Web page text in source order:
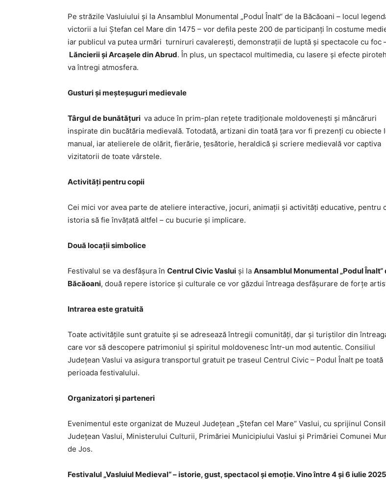
Pe străzile Vasluiului și la Ansamblul Monumental „Podul Înalt“ de la Băcăoani – locul
victorii a lui Ștefan cel Mare din 1475 – vor defila peste 200 de participanți în costume
iar publicul va putea urmări turniruri cavalerești, demonstrații de luptă și spectacole cu foc
Lăncierii și Arcașele din Abrud. În plus, un spectacol multimedia, cu lasere și efecte
va întregi atmosfera.
Gusturi și meșteșuguri medievale
Târgul de bunătățuri va aduce în prim-plan rețete tradiționale moldovenești și mâncăruri
inspirate din bucătăria medievală. Totodată, artizani din toată țara vor fi prezenți cu obiecte
manual, iar atelierele de olărit, fierărie, țesătorie, heraldică și scriere medievală vor captiva
vizitatorii de toate vârstele.
Activități pentru copii
Cei mici vor avea parte de ateliere interactive, jocuri, animații și activități educative, pentru
istoria să fie învățată altfel – cu bucurie și implicare.
Două locații simbolice
Festivalul se va desfășura în Centrul Civic Vaslui și la Ansamblul Monumental „Podul Înalt“
Băcăoani, două repere istorice și culturale ce vor găzdui întreaga desfășurare de forțe
Intrarea este gratuită
Toate activitățile sunt gratuite și se adresează întregii comunități, dar și turiștilor din
care vor să descopere patrimoniul și spiritul moldovenesc într-un mod autentic. Consiliul
Județean Vaslui va asigura transportul gratuit pe traseul Centrul Civic – Podul Înalt pe toată
perioada festivalului.
Organizatori și parteneri
Evenimentul este organizat de Muzeul Județean „Ștefan cel Mare“ Vaslui, cu sprijinul
Județean Vaslui, Ministerului Culturii, Primăriei Municipiului Vaslui și Primăriei Comunei
de Jos.
Festivalul „Vasluiul Medieval“ – istorie, gust, spectacol și emoție. Vino între 4 și 6 iulie